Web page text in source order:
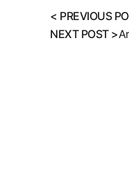
< PREVIOUS
NEXT POST >